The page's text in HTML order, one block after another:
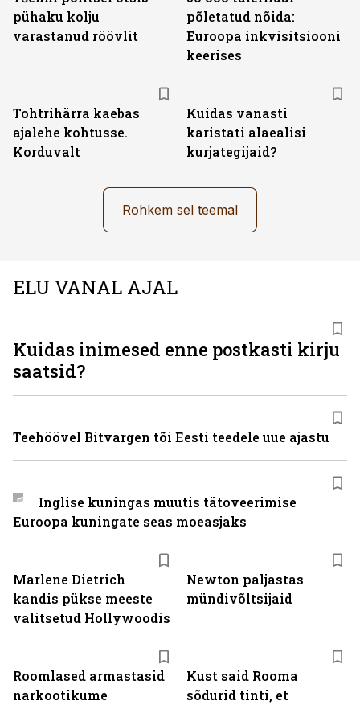
pühaku kolju
varastanud röövlit
põletatud nõida:
Euroopa inkvisitsiooni
keerises
Tohtrihärra kaebas
ajalehe kohtusse.
Korduvalt
Kuidas vanasti
karistati alaealisi
kurjategijaid?
Rohkem sel teemal
ELU VANAL AJAL
Marlene Dietrich
kandis pükse meeste
valitsetud Hollywoodis
Newton paljastas
mündivõltsijaid
Roomlased armastasid
narkootikume
Kust said Rooma
sõdurid tinti, et
Kuidas inimesed enne postkasti kirju
saatsid?
Teehöövel Bitvargen tõi Eesti teedele uue ajastu
Inglise kuningas muutis tätoveerimise
Euroopa kuningate seas moeasjaks